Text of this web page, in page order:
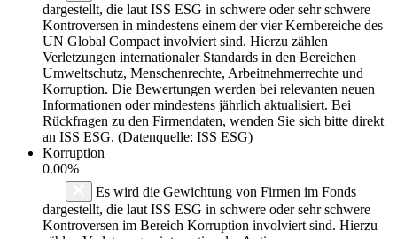
dargestellt, die laut ISS ESG in schwere oder sehr schwere
Kontroversen in mindestens einem der vier Kernbereiche des
UN Global Compact involviert sind. Hierzu zählen
Verletzungen internationaler Standards in den Bereichen
Umweltschutz, Menschenrechte, Arbeitnehmerrechte und
Korruption. Die Bewertungen werden bei relevanten neuen
Informationen oder mindestens jährlich aktualisiert. Bei
Rückfragen zu den Firmendaten, wenden Sie sich bitte direkt
an ISS ESG. (Datenquelle: ISS ESG)
Korruption
0.00%
Es wird die Gewichtung von Firmen im Fonds
dargestellt, die laut ISS ESG in schwere oder sehr schwere
Kontroversen im Bereich Korruption involviert sind. Hierzu